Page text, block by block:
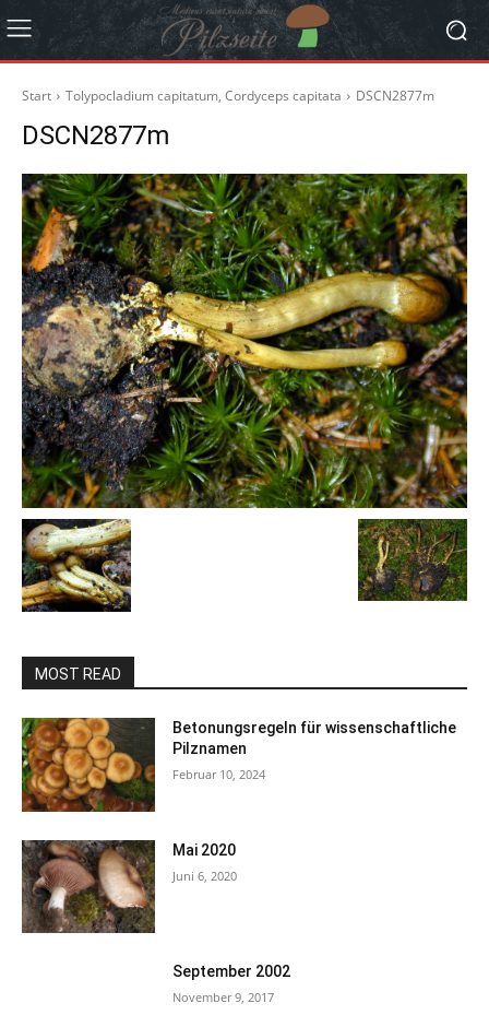
Start Tolypocladium capitatum, Cordyceps capitata DSCN2877m
DSCN2877m
MOST READ
Betonungsregeln für wissenschaftliche
Pilznamen
Februar 10, 2024
Mai 2020
Juni 6, 2020
September 2002
November 9, 2017